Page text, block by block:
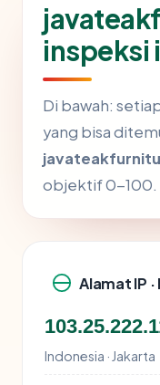
inspeksi
Di bawah:
yang bisa
objektif 0-100.
Alamat IP
Indonesia · Jakarta